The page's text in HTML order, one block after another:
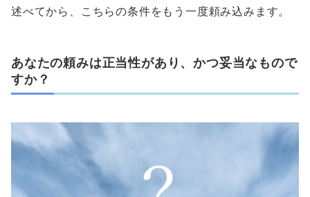
述べてから、こちらの条件をもう一度頼み込みます。
あなたの頼みは正当性があり、かつ妥当なもので
すか？